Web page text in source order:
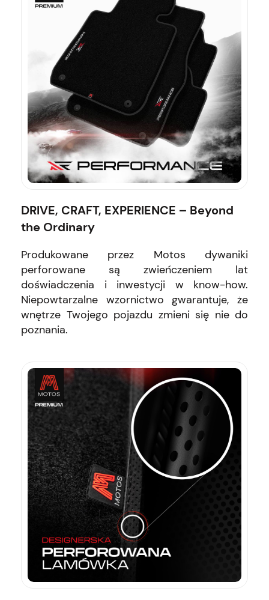
DRIVE, CRAFT, EXPERIENCE – Beyond
the Ordinary
Produkowane przez Motos dywaniki
perforowane są zwieńczeniem lat
doświadczenia i inwestycji w know-how.
Niepowtarzalne wzornictwo gwarantuje, że
wnętrze Twojego pojazdu zmieni się nie do
poznania.